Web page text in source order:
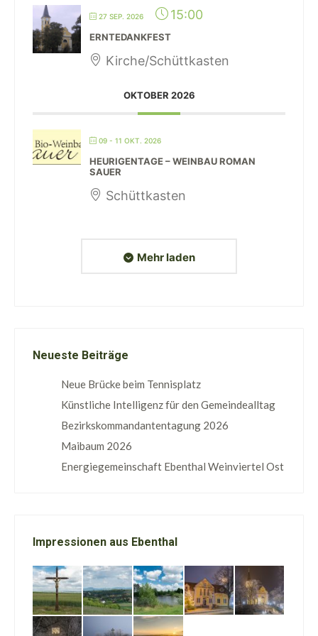
27 SEP. 2026 15:00
ERNTEDANKFEST
Kirche/Schüttkasten
OKTOBER 2026
09 - 11 OKT. 2026
HEURIGENTAGE – WEINBAU ROMAN
SAUER
Schüttkasten
Mehr laden
Neueste Beiträge
Neue Brücke beim Tennisplatz
Künstliche Intelligenz für den Gemeindealltag
Bezirkskommandantentagung 2026
Maibaum 2026
Energiegemeinschaft Ebenthal Weinviertel Ost
Impressionen aus Ebenthal